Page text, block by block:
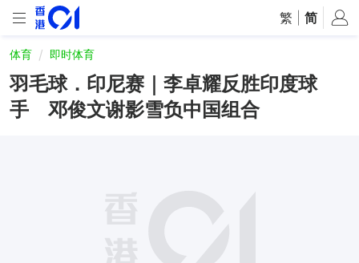
繁 简
体育 即时体育
羽毛球．印尼赛｜李卓耀反胜印度球
手 邓俊文谢影雪负中国组合